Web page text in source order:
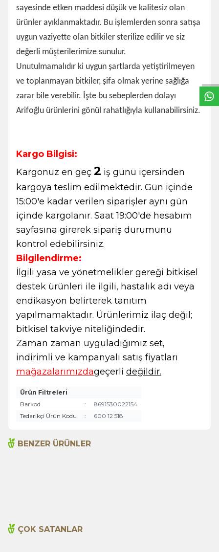
sayesinde etken maddesi düşük ve kalitesiz olan
ürünler ayıklanmaktadır. Bu işlemlerden sonra satışa
uygun vaziyette olan bitkiler sterilize edilir ve siz
değerli müşterilerimize sunulur.
Unutulmamalıdır ki uygun şartlarda yetiştirilmeyen
ve toplanmayan bitkiler, şifa olmak yerine sağlığa
zarar bile verebilir. İşte bu sebeplerden dolayı
Arifoğlu ürünlerini gönül rahatlığıyla kullanabilirsiniz.
Kargo Bilgisi:
Kargonuz en geç 2 iş günü içersinden
kargoya teslim edilmektedir. Gün içinde
15:00'e kadar verilen siparişler aynı gün
içinde kargolanır. Saat 19:00'de hesabım
sayfasına girerek sipariş durumunu
kontrol edebilirsiniz.
Bilgilendirme:
İlgili yasa ve yönetmelikler gereği bitkisel
destek ürünleri ile ilgili, hastalık adı veya
endikasyon belirterek tanıtım
yapılmamaktadır. Ürünlerimiz ilaç değil;
bitkisel takviye niteliğindedir.
Zaman zaman uyguladığımız set,
indirimli ve kampanyalı satış fiyatları
mağazalarımızdageçerli değildir.
Ürün Filtreleri
Barkod
:
8691530022154
Tedarikçi Ürün Kodu
: 600 12 518
BENZER ÜRÜNLER
ÇOK SATANLAR